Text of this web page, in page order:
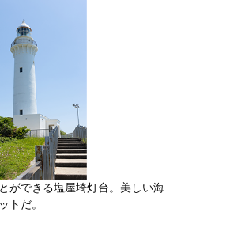
ができる塩屋埼灯台。美しい海
トだ。